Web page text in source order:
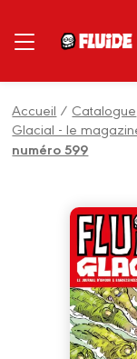
Accueil / Catalogue
Glacial - le
numéro 599